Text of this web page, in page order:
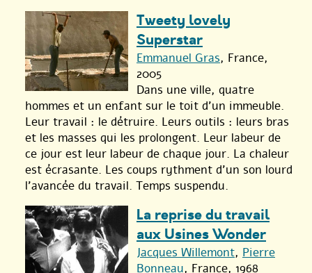
Tweety lovely
Superstar
Emmanuel Gras, France,
2005
Dans une ville, quatre
hommes et un enfant sur le toit d’un immeuble.
Leur travail : le détruire. Leurs outils : leurs bras
et les masses qui les prolongent. Leur labeur de
ce jour est leur labeur de chaque jour. La chaleur
est écrasante. Les coups rythment d’un son lourd
l’avancée du travail. Temps suspendu.
La reprise du travail
aux Usines Wonder
Jacques Willemont, Pierre
Bonneau, France, 1968